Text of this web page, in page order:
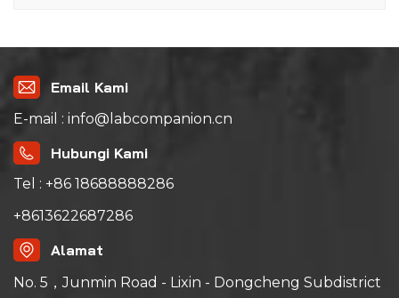
Email Kami
E-mail : info@labcompanion.cn
Hubungi Kami
Tel : +86 18688888286
+8613622687286
Alamat
No. 5，Junmin Road - Lixin - Dongcheng Subdistrict